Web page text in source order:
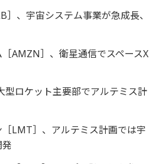
］、宇宙システム事業が急成長、
AMZN］、衛星通信でスペースX
型ロケット主要部でアルテミス計
LMT］、アルテミス計画では宇